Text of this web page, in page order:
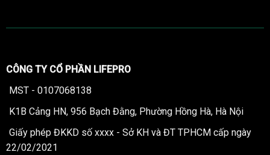
CÔNG TY CỔ PHẦN LIFEPRO
MST - 0107068138
K1B Cảng HN, 956 Bạch Đằng, Phường Hồng Hà, Hà Nội
Giấy phép ĐKKD số xxxx - Sở KH và ĐT TPHCM cấp ngày
22/02/2021